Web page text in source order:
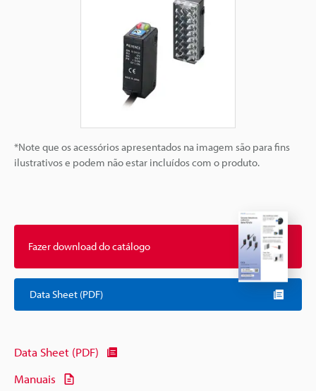
*Note que os acessórios apresentados na imagem são para fins
ilustrativos e podem não estar incluídos com o produto.
Fazer download do catálogo
Data Sheet (PDF)
Data Sheet (PDF)
Manuais